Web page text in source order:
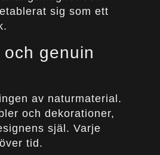
sig som ett
genuin
av naturmaterial.
och dekorationer,
själ. Varje
tid.